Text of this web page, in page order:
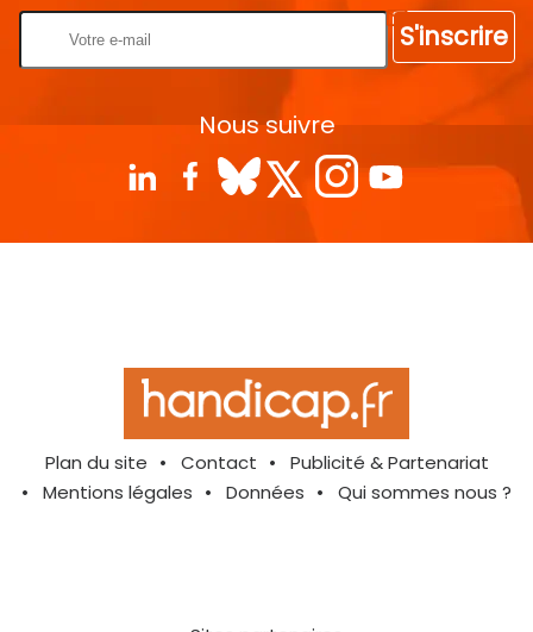
S'inscrire
Nous suivre
Plan du site Contact
Publicité & Partenariat
Mentions légales
Données Qui sommes nous ?